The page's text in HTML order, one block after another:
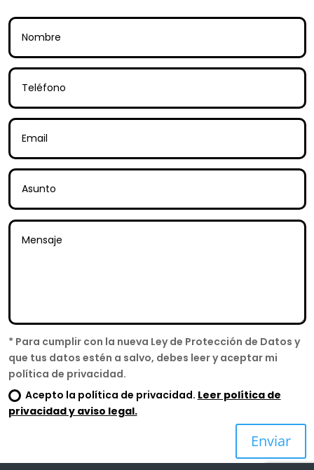
* Para cumplir con la nueva Ley de Protección de Datos y
que tus datos estén a salvo, debes leer y aceptar mi
política de privacidad.
Acepto la política de privacidad. Leer política de
privacidad y aviso legal.
Enviar